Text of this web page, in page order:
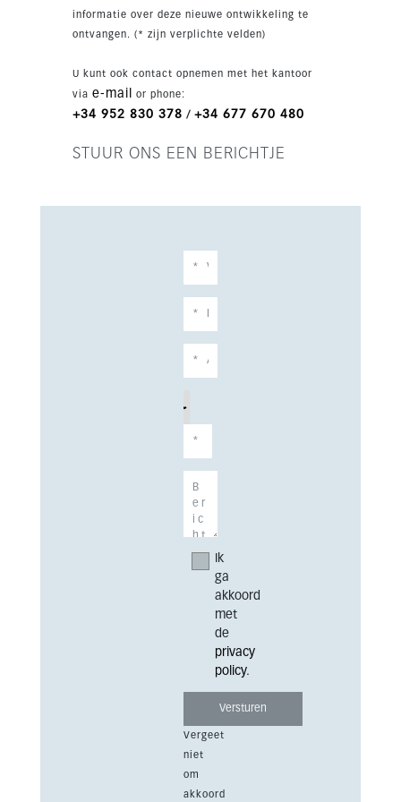
ondergrondse parkeerplaatsen en een berging.
overloopzwembad, fitnessruimte, sauna, Turks
bad, aangelegde zones, 24-uurs beveiliging en
toegang tot de faciliteiten van El Higueron,
informatie over deze nieuwe ontwikkeling te
ontvangen. (* zijn verplichte velden)
U kunt ook contact opnemen met het kantoor
via e-mail or phone:
+34 952 830 378 / +34 677 670 480
STUUR ONS EEN BERICHTJE
Ik
ga
akkoord
met
de
privacy
policy.
Vergeet
niet
om
akkoord